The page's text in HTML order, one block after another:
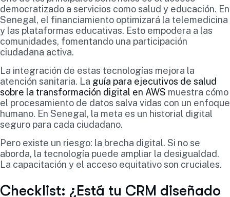
democratizado a servicios como salud y educación. En
Senegal, el financiamiento optimizará la telemedicina
y las plataformas educativas. Esto empodera a las
comunidades, fomentando una participación
ciudadana activa.
La integración de estas tecnologías mejora la
atención sanitaria. La guía para ejecutivos de salud
sobre la transformación digital en AWS muestra cómo
el procesamiento de datos salva vidas con un enfoque
humano. En Senegal, la meta es un historial digital
seguro para cada ciudadano.
Pero existe un riesgo: la brecha digital. Si no se
aborda, la tecnología puede ampliar la desigualdad.
La capacitación y el acceso equitativo son cruciales.
Checklist: ¿Está tu CRM diseñado